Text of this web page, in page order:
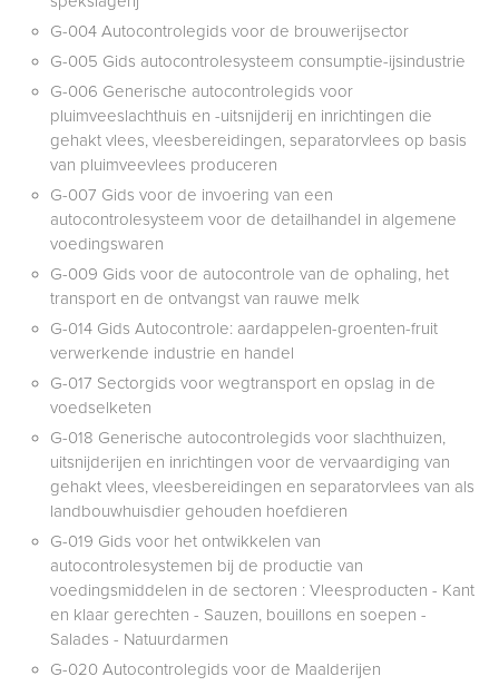
G-004 Autocontrolegids voor de brouwerijsector
G-005 Gids autocontrolesysteem consumptie-ijsindustrie
G-006 Generische autocontrolegids voor
pluimveeslachthuis en -uitsnijderij en inrichtingen die
gehakt vlees, vleesbereidingen, separatorvlees op basis
van pluimveevlees produceren
G-007 Gids voor de invoering van een
autocontrolesysteem voor de detailhandel in algemene
voedingswaren
G-009 Gids voor de autocontrole van de ophaling, het
transport en de ontvangst van rauwe melk
G-014 Gids Autocontrole: aardappelen-groenten-fruit
verwerkende industrie en handel
G-017 Sectorgids voor wegtransport en opslag in de
voedselketen
G-018 Generische autocontrolegids voor slachthuizen,
uitsnijderijen en inrichtingen voor de vervaardiging van
gehakt vlees, vleesbereidingen en separatorvlees van als
landbouwhuisdier gehouden hoefdieren
G-019 Gids voor het ontwikkelen van
autocontrolesystemen bij de productie van
voedingsmiddelen in de sectoren : Vleesproducten - Kant
en klaar gerechten - Sauzen, bouillons en soepen -
Salades - Natuurdarmen
G-020 Autocontrolegids voor de Maalderijen